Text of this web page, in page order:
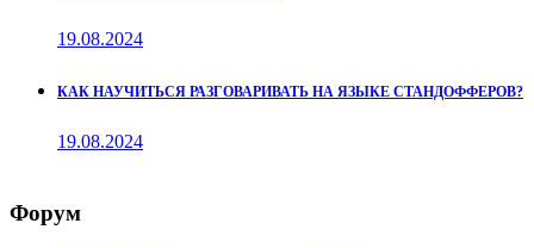
19.08.2024
КАК НАУЧИТЬСЯ РАЗГОВАРИВАТЬ НА ЯЗЫКЕ СТАНДОФФЕРОВ?
19.08.2024
Форум